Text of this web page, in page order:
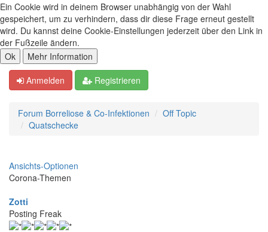
Ein Cookie wird in deinem Browser unabhängig von der Wahl
gespeichert, um zu verhindern, dass dir diese Frage erneut gestellt
wird. Du kannst deine Cookie-Einstellungen jederzeit über den Link in
der Fußzeile ändern.
Anmelden Registrieren
Forum Borreliose & Co-Infektionen
Off Topic
Quatschecke
Ansichts-Optionen
Corona-Themen
Zotti
Posting Freak